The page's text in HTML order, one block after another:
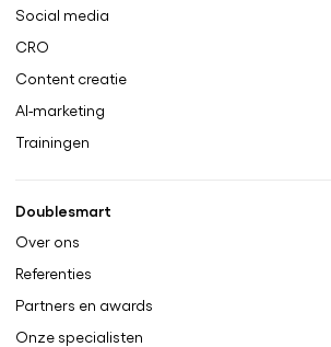
Social media
CRO
Content creatie
AI-marketing
Trainingen
Doublesmart
Over ons
Referenties
Partners en awards
Onze specialisten